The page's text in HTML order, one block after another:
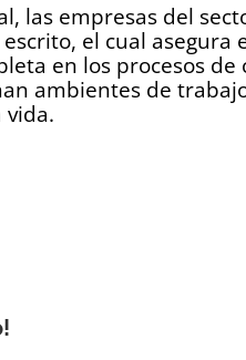
las empresas del
el cual
en los procesos
ambientes de
vida.